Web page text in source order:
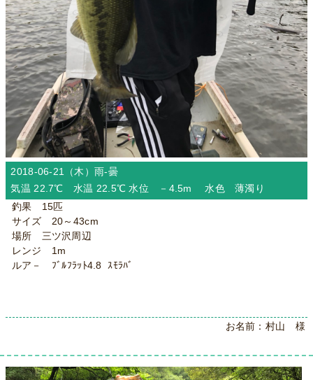
2018-06-21（木）雨-曇
気温 22.7℃ 水温 22.5℃ 水位 －4.5m 水色 薄濁り
釣果 15匹
サイズ 20～43cm
場所 三ツ沢周辺
レンジ 1m
ルア－ ﾌﾞﾙﾌﾗｯﾄ4.8 ｽﾓﾗﾊﾞ
お名前：村山 様